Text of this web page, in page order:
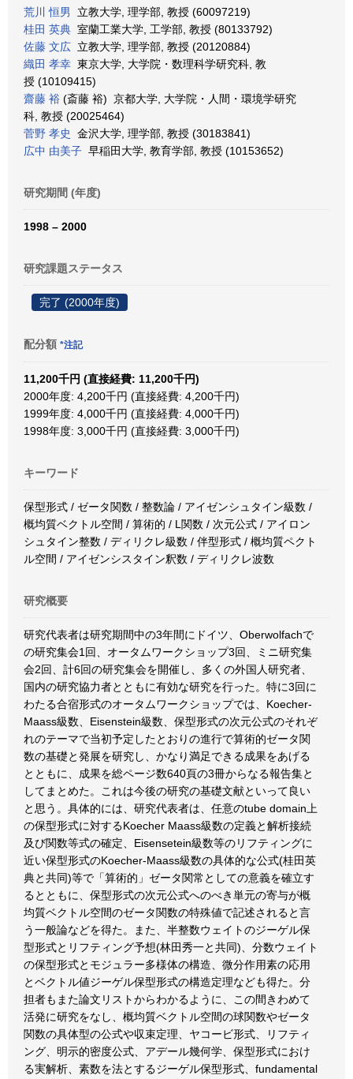
荒川 恒男
立教大学, 理学部, 教授 (60097219)
桂田 英典 室蘭工業大学, 工学部, 教授 (80133792)
佐藤 文広 立教大学, 理学部, 教授 (20120884)
織田 孝幸 東京大学, 大学院・数理科学研究科, 教
授 (10109415)
齋藤 裕 (斎藤 裕) 京都大学, 大学院・人間・環境学研究
科, 教授 (20025464)
菅野 孝史
金沢大学, 理学部, 教授 (30183841)
広中 由美子 早稲田大学, 教育学部, 教授 (10153652)
研究期間 (年度)
1998 – 2000
研究課題ステータス
完了 (2000年度)
配分額 *注記
11,200千円 (直接経費: 11,200千円)
2000年度: 4,200千円 (直接経費: 4,200千円)
1999年度: 4,000千円 (直接経費: 4,000千円)
1998年度: 3,000千円 (直接経費: 3,000千円)
キーワード
保型形式 / ゼータ関数 / 整数論 / アイゼンシュタイン級数 /
概均質ベクトル空間 / 算術的 / L関数 / 次元公式 / アイロン
シュタイン整数 / ディリクレ級数 / 伴型形式 / 概均質ペクト
ル空間 / アイゼンシスタイン釈数 / ディリクレ波数
研究概要
研究代表者は研究期間中の3年間にドイツ、Oberwolfachで
の研究集会1回、オータムワークショップ3回、ミニ研究集
会2回、計6回の研究集会を開催し、多くの外国人研究者、
国内の研究協力者とともに有効な研究を行った。特に3回に
わたる合宿形式のオータムワークショップでは、Koecher-
Maass級数、Eisenstein級数、保型形式の次元公式のそれぞ
れのテーマで当初予定したとおりの進行で算術的ゼータ関
数の基礎と発展を研究し、かなり満足できる成果をあげる
とともに、成果を総ページ数640頁の3冊からなる報告集と
してまとめた。これは今後の研究の基礎文献といって良い
と思う。具体的には、研究代表者は、任意のtube domain上
の保型形式に対するKoecher Maass級数の定義と解析接続
及び関数等式の確定、Eisensetein級数等のリフティングに
近い保型形式のKoecher-Maass級数の具体的な公式(桂田英
典と共同)等で「算術的」ゼータ関常としての意義を確立す
るとともに、保型形式の次元公式へのべき単元の寄与が概
均質ベクトル空間のゼータ関数の特殊値で記述されると言
う一般論などを得た。また、半整数ウェイトのジーゲル保
型形式とリフティング予想(林田秀一と共同)、分数ウェイト
の保型形式とモジュラー多様体の構造、微分作用素の応用
とベクトル値ジーゲル保型形式の構造定理なども得た。分
担者もまた論文リストからわかるように、この間きわめて
活発に研究をなし、概均質ベクトル空間の球関数やゼータ
関数の具体型の公式や収束定理、ヤコービ形式、リフティ
ング、明示的密度公式、アデール幾何学、保型形式におけ
る実解析、素数を法とするジーゲル保型形式、fundamental